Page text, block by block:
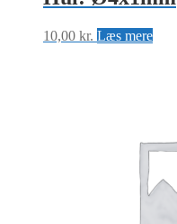
10,00 kr. Læs mere